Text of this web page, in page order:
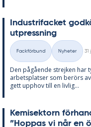
In­du­stri­fac­ket
ut­press­ning
Kategorier
Fackförbund Nyheter
31
Den på­gåen­de strej­ken har
ar­bets­plat­ser som be­rörs
gett upp­hov till en liv­lig...
Ke­mi­sek­torn
”Hop­pas vi når en